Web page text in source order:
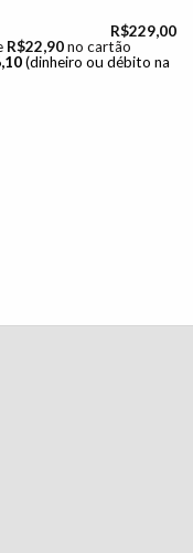
R$229,00
R$22,90 no cartão
(dinheiro ou débito na